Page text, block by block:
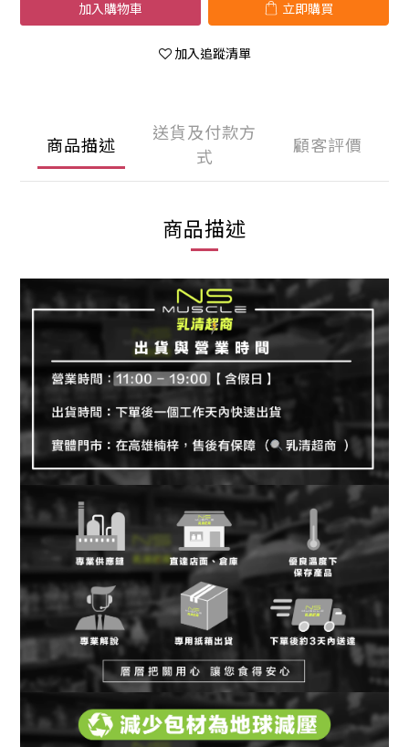
加入購物車 立即購買
加入追蹤清單
商品描述
送貨及付款方
式
顧客評價
商品描述